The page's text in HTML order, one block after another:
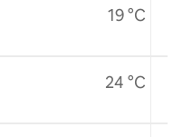
19 °C
24 °C